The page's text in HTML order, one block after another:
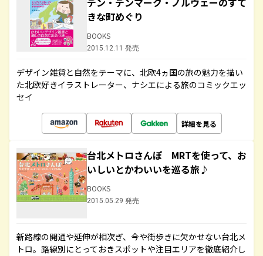
きな町めぐり
BOOKS
2015.12.11 発売
デザイン雑貨と自然をテーマに、北欧4ヵ国の旅の魅力を描い
た北欧好きイラストレーター、ナシエによる旅のコミックエッ
セイ
詳細を見る
台北メトロさんぽ MRTを使って、お
いしいとかわいいを巡る旅♪
BOOKS
2015.05.29 発売
新路線の開通や延伸が相次ぎ、今や街歩きに欠かせない台北メ
トロ。路線別にとっておきスポットや注目エリアを徹底紹介し